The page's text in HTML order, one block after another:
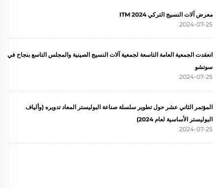
معرض آلات النسيج التركي ITM 2024
2024-07-25
انعقدت الجمعية العامة التاسعة لجمعية آلات النسيج الصينية والمجلس التاسع بنجاح في
سوتشو
2024-07-25
المؤتمر الثاني عشر حول تطوير سلسلة صناعة البوليستر المعاد تدويره (وألياف
البوليستر الأساسية لعام 2024)
2024-07-25